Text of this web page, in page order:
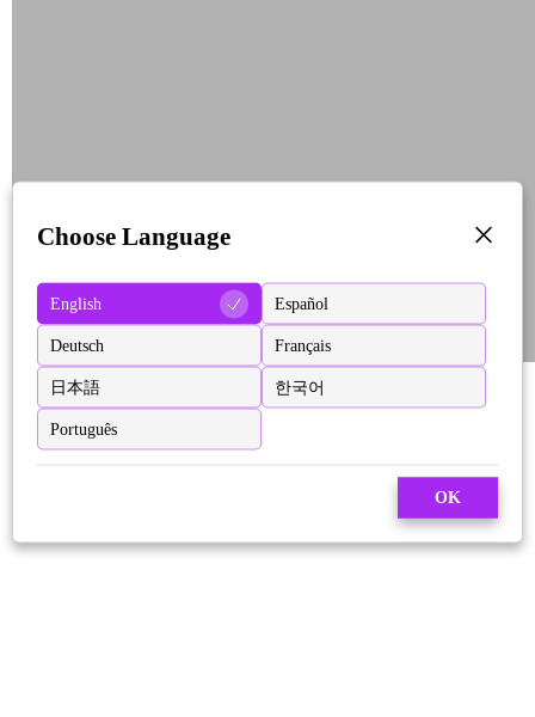
Choose Language
English Español
Deutsch Français
日本語 한국어
Português
OK